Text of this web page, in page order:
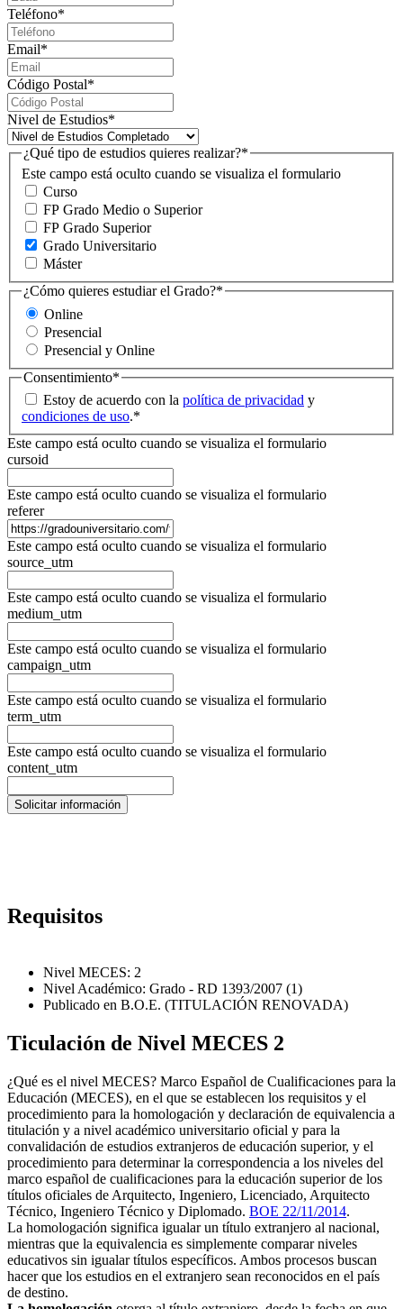
Teléfono*
Email*
Código Postal*
Nivel de Estudios*
Este campo está oculto cuando se visualiza el formulario
¿Qué tipo de estudios quieres realizar?*
Curso
FP Grado Medio o Superior
FP Grado Superior
Grado Universitario
Máster
¿Cómo quieres estudiar el Grado?*
Online
Presencial
Presencial y Online
Consentimiento*
Estoy de acuerdo con la política de privacidad y
condiciones de uso.*
Este campo está oculto cuando se visualiza el formulario
cursoid
Este campo está oculto cuando se visualiza el formulario
referer
Este campo está oculto cuando se visualiza el formulario
source_utm
Este campo está oculto cuando se visualiza el formulario
medium_utm
Este campo está oculto cuando se visualiza el formulario
campaign_utm
Este campo está oculto cuando se visualiza el formulario
term_utm
Este campo está oculto cuando se visualiza el formulario
content_utm
Requisitos
Nivel MECES: 2
Nivel Académico: Grado - RD 1393/2007 (1)
Publicado en B.O.E. (TITULACIÓN RENOVADA)
Ticulación de Nivel MECES 2
¿Qué es el nivel MECES? Marco Español de Cualificaciones para la
Educación (MECES), en el que se establecen los requisitos y el
procedimiento para la homologación y declaración de equivalencia a
titulación y a nivel académico universitario oficial y para la
convalidación de estudios extranjeros de educación superior, y el
procedimiento para determinar la correspondencia a los niveles del
marco español de cualificaciones para la educación superior de los
títulos oficiales de Arquitecto, Ingeniero, Licenciado, Arquitecto
Técnico, Ingeniero Técnico y Diplomado. BOE 22/11/2014.
La homologación significa igualar un título extranjero al nacional,
mientras que la equivalencia es simplemente comparar niveles
educativos sin igualar títulos específicos. Ambos procesos buscan
hacer que los estudios en el extranjero sean reconocidos en el país
de destino.